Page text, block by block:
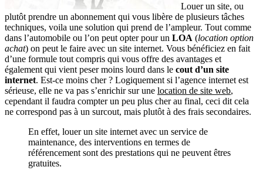
Louer un site, ou
plutôt prendre un abonnement qui vous libère de plusieurs tâches
techniques, voila une solution qui prend de l’ampleur. Tout comme
dans l’automobile ou l’on peut opter pour un LOA (location option
achat) on peut le faire avec un site internet. Vous bénéficiez en fait
d’une formule tout compris qui vous offre des avantages et
également qui vient peser moins lourd dans le cout d’un site
internet. Est-ce moins cher ? Logiquement si l’agence internet est
sérieuse, elle ne va pas s’enrichir sur une location de site web,
cependant il faudra compter un peu plus cher au final, ceci dit cela
ne correspond pas à un surcout, mais plutôt à des frais secondaires.
En effet, louer un site internet avec un service de
maintenance, des interventions en termes de
référencement sont des prestations qui ne peuvent êtres
gratuites.